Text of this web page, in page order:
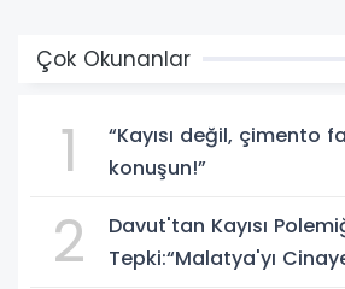
Çok Okunanlar
1
“Kayısı değil, çimento
konuşun!”
2
Davut'tan Kayısı
Tepki:“Malatya'yı